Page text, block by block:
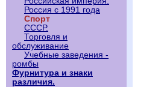
Россия с 1991 года
Спорт
СССР.
Торговля и
обслуживание
Учебные заведения -
ромбы
Фурнитура и знаки
различия.